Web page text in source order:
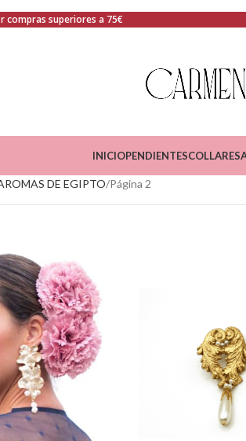
compras superiores a 75€
INICIOPENDIENTESCOLLARES
DE EGIPTO Página 2